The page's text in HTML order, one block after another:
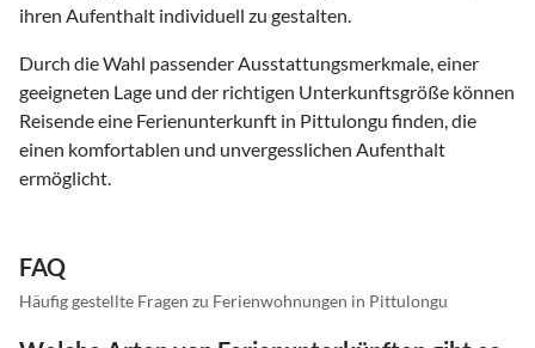
ihren Aufenthalt individuell zu gestalten.
Durch die Wahl passender Ausstattungsmerkmale, einer
geeigneten Lage und der richtigen Unterkunftsgröße können
Reisende eine Ferienunterkunft in Pittulongu finden, die
einen komfortablen und unvergesslichen Aufenthalt
ermöglicht.
FAQ
Häufig gestellte Fragen zu Ferienwohnungen in Pittulongu